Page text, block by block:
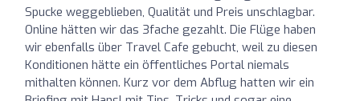
Spucke weggeblieben, Qualität und Preis unschlagbar.
Online hätten wir das 3fache gezahlt. Die Flüge haben
wir ebenfalls über Travel Cafe gebucht, weil zu diesen
Konditionen hätte ein öffentliches Portal niemals
mithalten können. Kurz vor dem Abflug hatten wir ein